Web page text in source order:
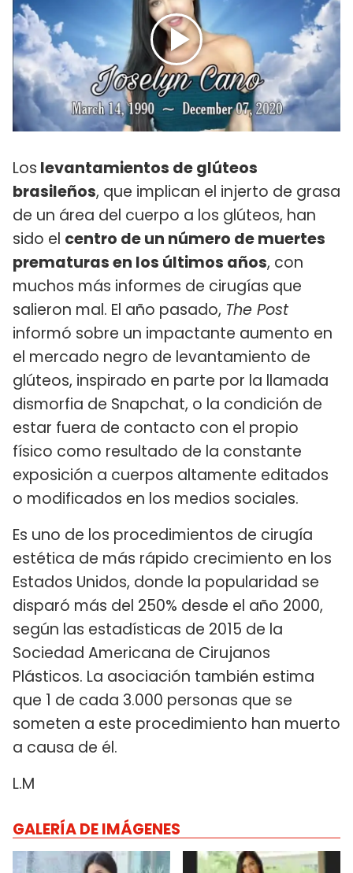
Los levantamientos de glúteos
brasileños, que implican el injerto de grasa
de un área del cuerpo a los glúteos, han
sido el centro de un número de muertes
prematuras en los últimos años, con
muchos más informes de cirugías que
salieron mal. El año pasado, The Post
informó sobre un impactante aumento en
el mercado negro de levantamiento de
glúteos, inspirado en parte por la llamada
dismorfia de Snapchat, o la condición de
estar fuera de contacto con el propio
físico como resultado de la constante
exposición a cuerpos altamente editados
o modificados en los medios sociales.
Es uno de los procedimientos de cirugía
estética de más rápido crecimiento en los
Estados Unidos, donde la popularidad se
disparó más del 250% desde el año 2000,
según las estadísticas de 2015 de la
Sociedad Americana de Cirujanos
Plásticos. La asociación también estima
que 1 de cada 3.000 personas que se
someten a este procedimiento han muerto
a causa de él.
L.M
GALERÍA DE IMÁGENES